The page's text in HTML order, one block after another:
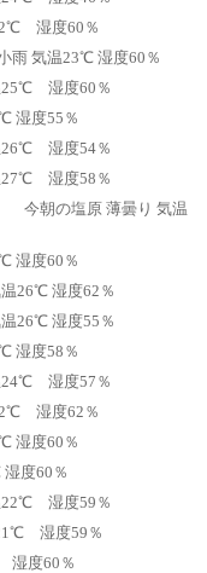
湿度60％
雨 気温23℃ 湿度60％
湿度60％
湿度55％
湿度54％
湿度58％
今朝の塩原 薄曇り 気温
湿度60％
26℃ 湿度62％
26℃ 湿度55％
湿度58％
湿度57％
湿度62％
湿度60％
度60％
湿度59％
湿度59％
度60％